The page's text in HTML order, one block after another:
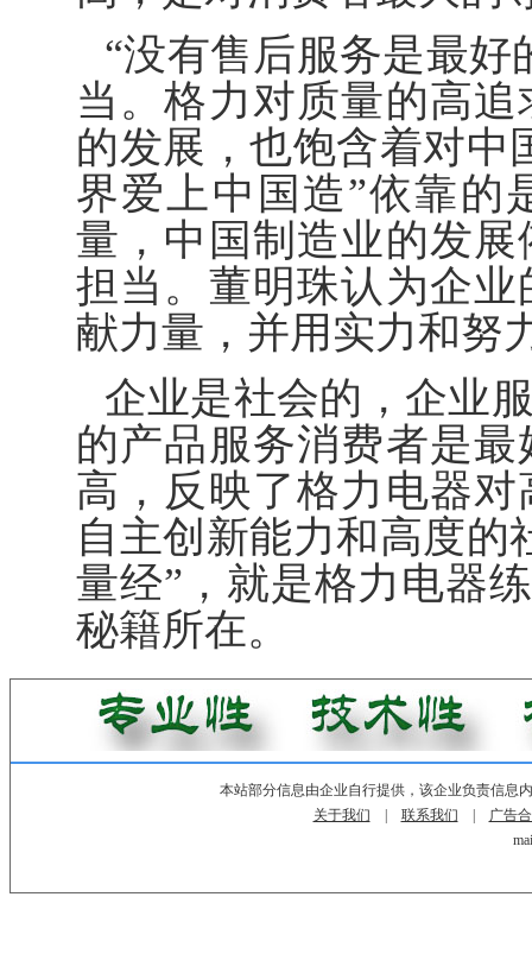
“没有售后服务是最
当。格力对质量的高
的发展，也饱含着对中
界爱上中国造”依靠的
量，中国制造业的发
担当。董明珠认为企
献力量，并用实力和努
企业是社会的，企业
的产品服务消费者是
高，反映了格力电器
自主创新能力和高度的
量经”，就是格力电器
秘籍所在。
本站部分信息由企业自行提供，该企业负责信息
关于我们
联系我们
广告